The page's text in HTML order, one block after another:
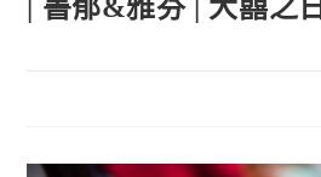
| 書郁&雅芬 | 大囍之日